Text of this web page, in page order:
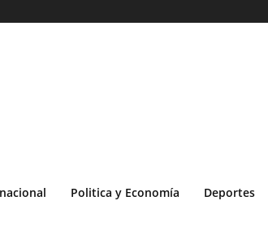
Politica y Economía Deportes